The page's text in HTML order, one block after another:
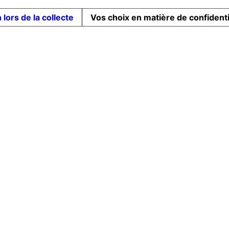
lors de la collecte Vos choix en matière de